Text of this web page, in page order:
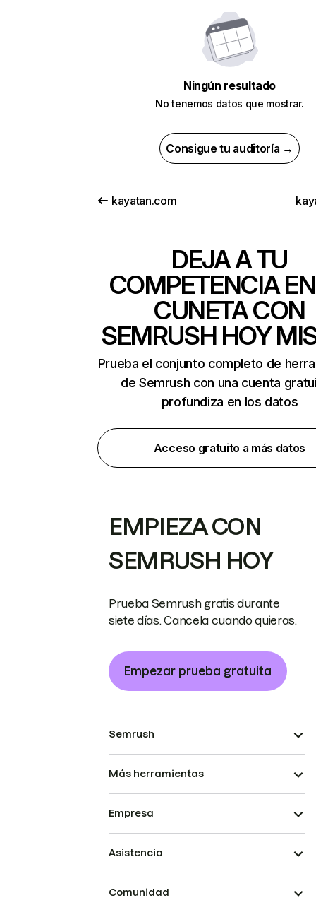
Ningún resultado
No tenemos datos que mostrar.
Consigue tu auditoría →
kayatan.com
DEJA A TU
COMPETENCIA
CUNETA CON
SEMRUSH HOY
Prueba el conjunto completo de
de Semrush con una cuenta
profundiza en los datos
Acceso gratuito a más datos
EMPIEZA CON
SEMRUSH HOY
Prueba Semrush gratis durante
siete días. Cancela cuando quieras.
Empezar prueba gratuita
Semrush
Más herramientas
Empresa
Asistencia
Comunidad